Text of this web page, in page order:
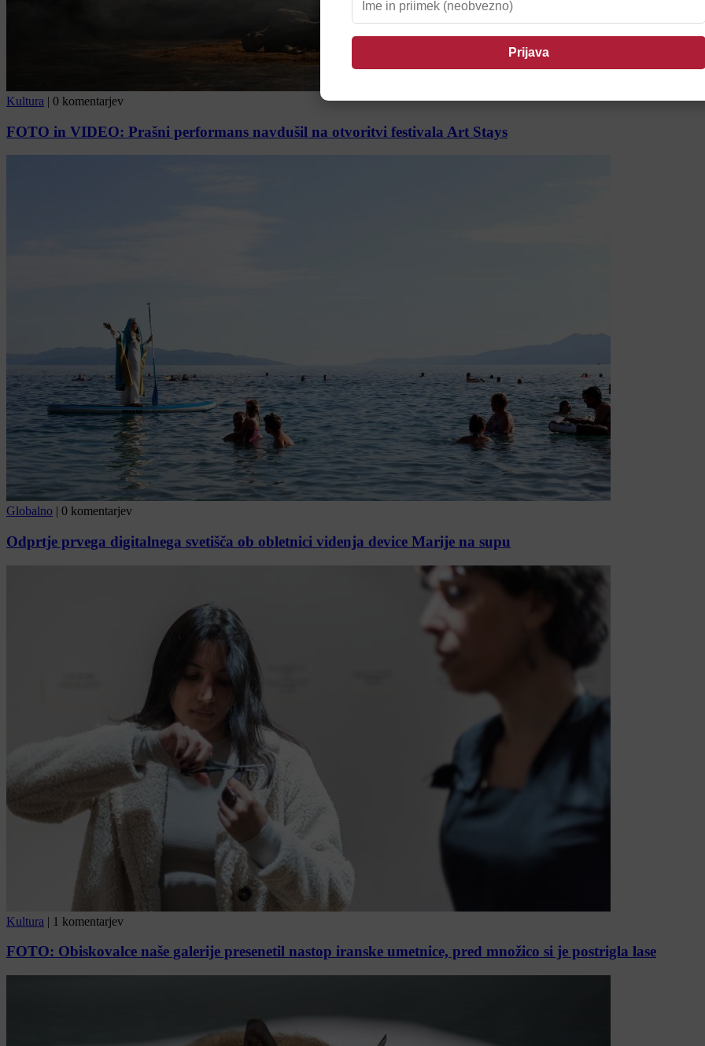
Kultura | 0 komentarjev
FOTO in VIDEO: Prašni performans navdušil na otvoritvi festivala Art Stays
Globalno | 0 komentarjev
Odprtje prvega digitalnega svetišča ob obletnici videnja device Marije na supu
Kultura | 1 komentarjev
FOTO: Obiskovalce naše galerije presenetil nastop iranske umetnice, pred množico si je postrigla lase